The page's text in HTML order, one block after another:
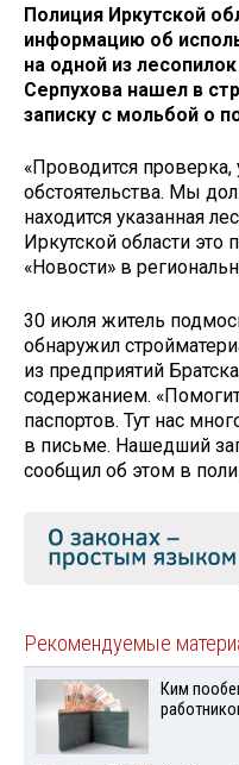
Полиция Иркутской
информацию об
на одной из
Серпухова нашел в
записку с мольбой о
«Проводится проверка,
обстоятельства. Мы
находится указанная
Иркутской области
«Новости» в
30 июля житель
обнаружил
из предприятий
содержанием.
паспортов. Тут нас
в письме. Нашедший
сообщил об этом в
Рекомендуемые
Ким